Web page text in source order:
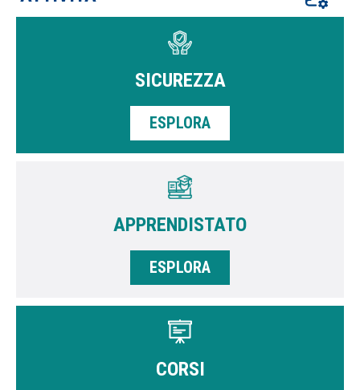
SICUREZZA
ESPLORA
APPRENDISTATO
ESPLORA
CORSI